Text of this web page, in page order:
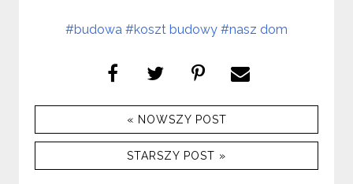
#budowa #koszt budowy #nasz dom
« NOWSZY POST
STARSZY POST »